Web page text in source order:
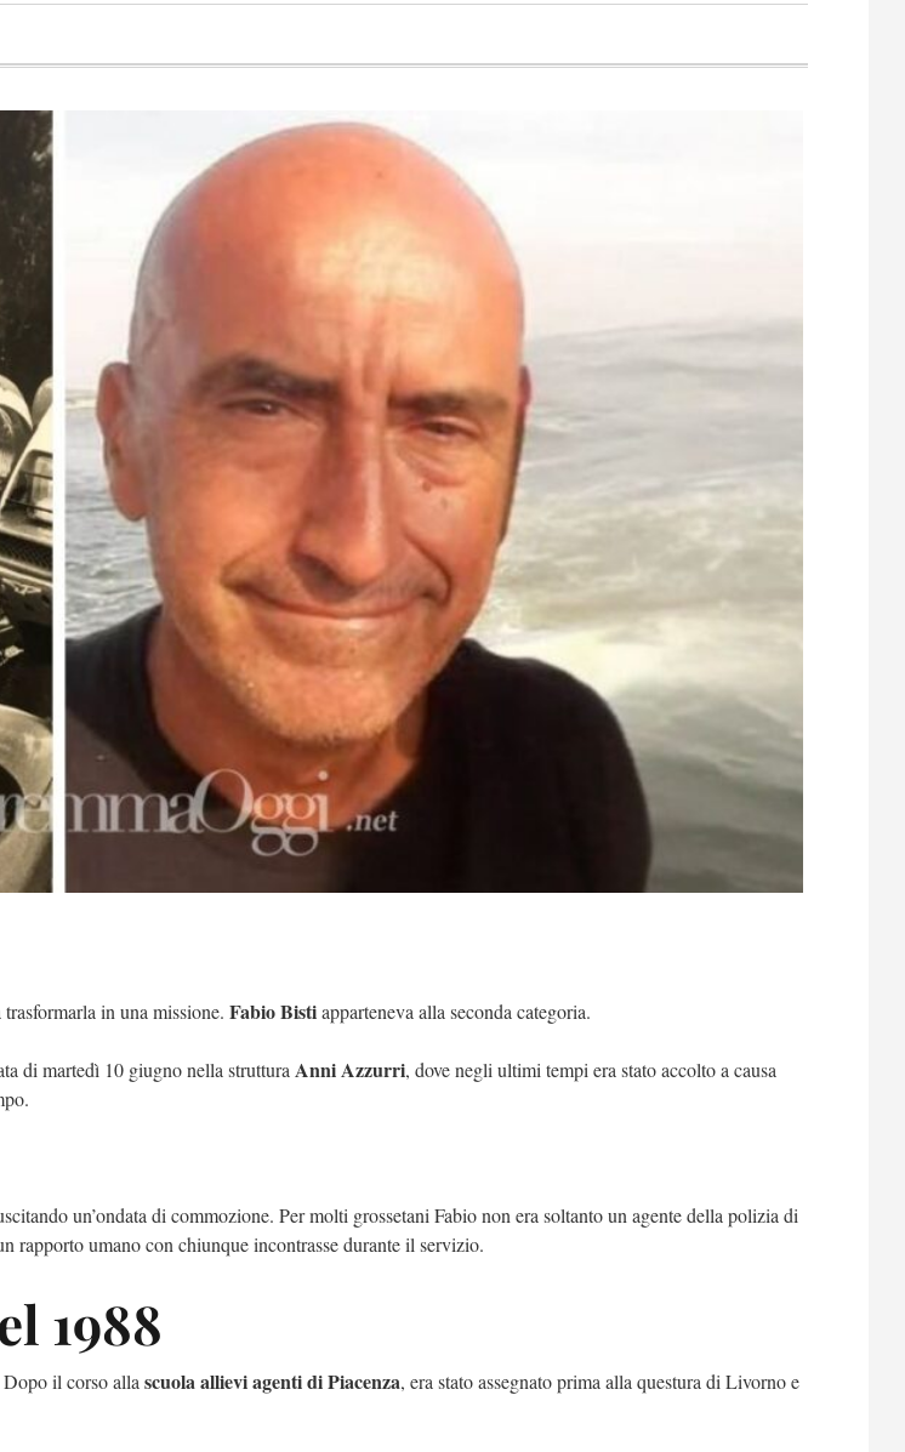
in una missione. Fabio Bistiapparteneva alla seconda categoria.
di martedì 10 giugno nella struttura Anni Azzurri, dove negli ultimi tempi era stato accolto a causa
un’ondata di commozione. Per molti grossetani Fabio non era soltanto un agente della polizia di
rapporto umano con chiunque incontrasse durante il servizio.
1988
il corso alla scuola allievi agenti di Piacenza, era stato assegnato prima alla questura di Livorno e